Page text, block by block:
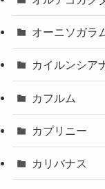
オーニソガラ
カイルンシア
カフルム
カプリニー
カリバナス